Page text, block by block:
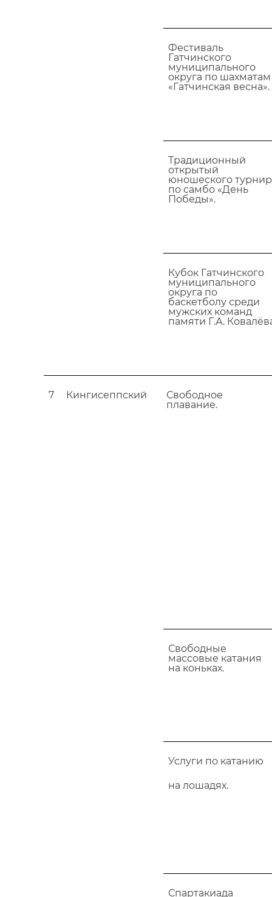
Фестиваль
Гатчинского
муниципального
округа по шахматам
«Гатчинская весна».
Традиционный
открытый
юношеского турнир
по самбо «День
Победы».
Кубок Гатчинского
муниципального
округа по
баскетболу среди
мужских команд
памяти Г.А.
7 Кингисеппский
Свободное
плавание.
Свободные
массовые катания
на коньках.
Услуги по катанию
на лошадях.
Спартакиада